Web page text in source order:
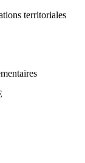
territoriales